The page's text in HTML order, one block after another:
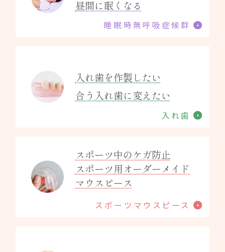
昼間に眠くなる
睡眠時無呼吸症候群
入れ歯を作製したい
合う入れ歯に変えたい
入れ歯
スポーツ中のケガ防止
スポーツ用オーダーメイド
マウスピース
スポーツマウスピース